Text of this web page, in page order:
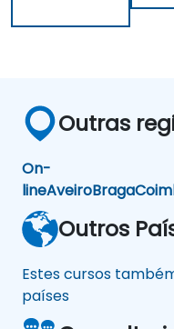
Outras
On-
lineAveiroBraga
Outros
Estes cursos
países